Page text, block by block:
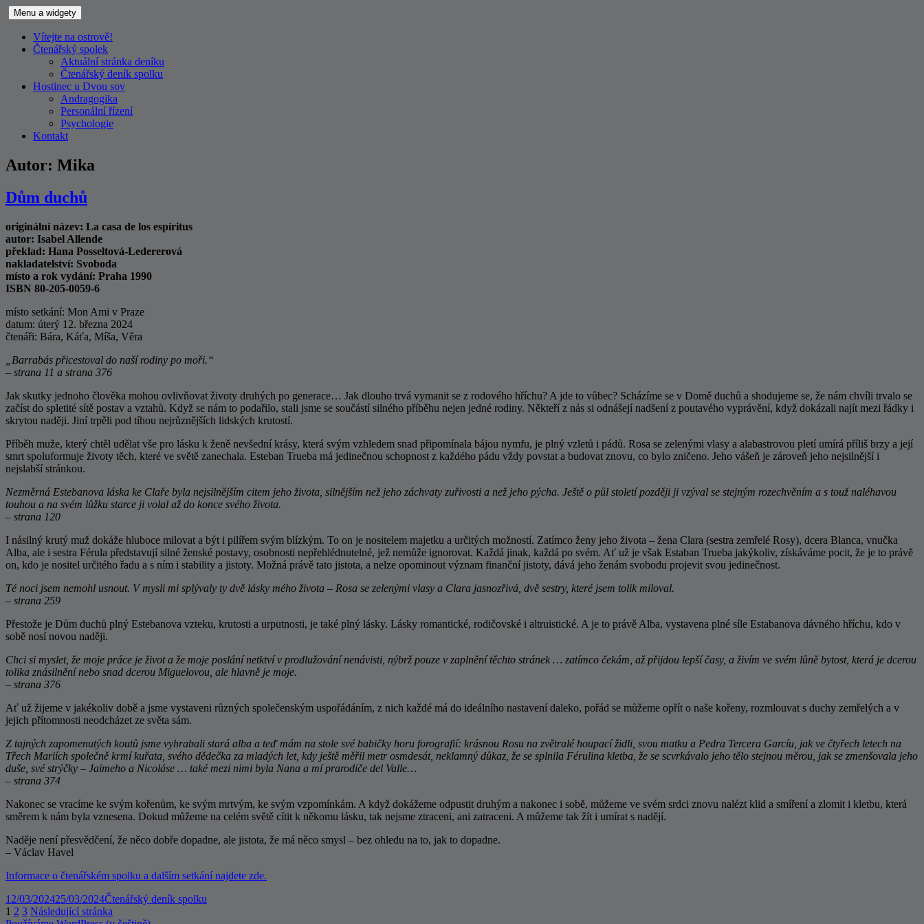
Přejít
k
obsahu
webu
Menu a widgety
Vítejte na ostrově!
Čtenářský spolek
Aktuální stránka deníku
Čtenářský deník spolku
Hostinec u Dvou sov
Andragogika
Personální řízení
Psychologie
Kontakt
Autor: Mika
Dům duchů
originální název: La casa de los espíritus
autor: Isabel Allende
překlad: Hana Posseltová-Ledererová
nakladatelství: Svoboda
místo a rok vydání: Praha 1990
ISBN 80-205-0059-6
místo setkání: Mon Ami v Praze
datum: úterý 12. března 2024
čtenáři: Bára, Káťa, Míša, Věra
„Barrabás přicestoval do naší rodiny po moři.“
– strana 11 a strana 376
Jak skutky jednoho člověka mohou ovlivňovat životy druhých po generace… Jak dlouho trvá vymanit se z rodového hříchu? A jde to vůbec? Scházíme se v Domě duchů a shodujeme se, že nám chvíli trvalo se
začíst do spletité sítě postav a vztahů. Když se nám to podařilo, stali jsme se součástí silného příběhu nejen jedné rodiny. Někteří z nás si odnášejí nadšení z poutavého vyprávění, když dokázali najít mezi řádky i
skrytou naději. Jiní trpěli pod tíhou nejrůznějších lidských krutostí.
Příběh muže, který chtěl udělat vše pro lásku k ženě nevšední krásy, která svým vzhledem snad připomínala bájou nymfu, je plný vzletů i pádů. Rosa se zelenými vlasy a alabastrovou pletí umírá příliš brzy a její
smrt spoluformuje životy těch, které ve světě zanechala. Esteban Trueba má jedinečnou schopnost z každého pádu vždy povstat a budovat znovu, co bylo zničeno. Jeho vášeň je zároveň jeho nejsilnější i
nejslabší stránkou.
Nezměrná Estebanova láska ke Claře byla nejsilnějším citem jeho života, silnějším než jeho záchvaty zuřivosti a než jeho pýcha. Ještě o půl století později ji vzýval se stejným rozechvěním a s touž naléhavou
touhou a na svém lůžku starce ji volal až do konce svého života.
– strana 120
I násilný krutý muž dokáže hluboce milovat a být i pilířem svým blízkým. To on je nositelem majetku a určitých možností. Zatímco ženy jeho života – žena Clara (sestra zemřelé Rosy), dcera Blanca, vnučka
Alba, ale i sestra Férula představují silné ženské postavy, osobnosti nepřehlédnutelné, jež nemůže ignorovat. Každá jinak, každá po svém. Ať už je však Estaban Trueba jakýkoliv, získáváme pocit, že je to právě
on, kdo je nositel určitého řadu a s ním i stability a jistoty. Možná právě tato jistota, a nelze opominout význam finanční jistoty, dává jeho ženám svobodu projevit svou jedinečnost.
Té noci jsem nemohl usnout. V mysli mi splývaly ty dvě lásky mého života – Rosa se zelenými vlasy a Clara jasnozřivá, dvě sestry, které jsem tolik miloval.
– strana 259
Přestože je Dům duchů plný Estebanova vzteku, krutosti a urputnosti, je také plný lásky. Lásky romantické, rodičovské i altruistické. A je to právě Alba, vystavena plné síle Estabanova dávného hříchu, kdo v
sobě nosí novou naději.
Chci si myslet, že moje práce je život a že moje poslání netktví v prodlužování nenávisti, nýbrž pouze v zaplnění těchto stránek … zatímco čekám, až přijdou lepší časy, a živím ve svém lůně bytost, která je dcerou
tolika znásilnění nebo snad dcerou Miguelovou, ale hlavně je moje.
– strana 376
Ať už žijeme v jakékoliv době a jsme vystaveni různých společenským uspořádáním, z nich každé má do ideálního nastavení daleko, pořád se můžeme opřít o naše kořeny, rozmlouvat s duchy zemřelých a v
jejich přítomnosti neodcházet ze světa sám.
Z tajných zapomenutých koutů jsme vyhrabali stará alba a teď mám na stole své babičky horu forografií: krásnou Rosu na zvětralé houpací židli, svou matku a Pedra Tercera Garcíu, jak ve čtyřech letech na
Třech Mariích společně krmí kuřata, svého dědečka za mladých let, kdy ještě měřil metr osmdesát, neklamný důkaz, že se splnila Férulina kletba, že se scvrkávalo jeho tělo stejnou měrou, jak se zmenšovala jeho
duše, své strýčky – Jaimeho a Nicoláse … také mezi nimi byla Nana a mí prarodiče del Valle…
– strana 374
Nakonec se vracíme ke svým kořenům, ke svým mrtvým, ke svým vzpomínkám. A když dokážeme odpustit druhým a nakonec i sobě, můžeme ve svém srdci znovu nalézt klid a smíření a zlomit i kletbu, která
směrem k nám byla vznesena. Dokud můžeme na celém světě cítit k někomu lásku, tak nejsme ztraceni, ani zatraceni. A můžeme tak žít i umírat s nadějí.
Naděje není přesvědčení, že něco dobře dopadne, ale jistota, že má něco smysl – bez ohledu na to, jak to dopadne.
– Václav Havel
Informace o čtenářském spolku a dalším setkání najdete zde.
Publikováno:
12/03/202425/03/2024Rubriky:
Čtenářský deník spolku
Stránkování
Stránka:
1 Stránka:
2 Stránka:
3 Následující stránka